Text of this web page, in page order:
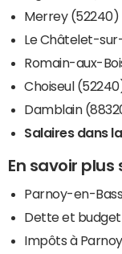
Merrey (52240)
Le Châtelet-
Romain-aux-
Choiseul
Damblain
Salaires dans
En savoir
Parnoy-en-
Dette et
Impôts à